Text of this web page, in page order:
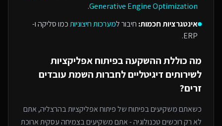
Generative Engine Optimization
.
אינטגרציות חכמות: חיבור למערכות חיצוניותכמו סליקה ו-
ERP.
מה כוללת ההשקעה בפיתוח אפליקציות
לשירותים דיגיטליים לחברות השמת עובדים
זרים?
כשאתם משקיעים בפיתוח שלפיתוח אפליקציותבהרצליה, אתם
לא רק רוכשים טכנולוגיה - אתם משקיעים בצמיחה עסקית ארוכת